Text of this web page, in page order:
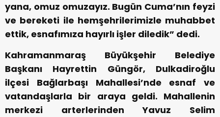
yana, omuz omuzayız. Bugün Cuma’nın feyzi
ve bereketi ile hemşehrilerimizle muhabbet
ettik, esnafımıza hayırlı işler diledik” dedi.
Kahramanmaraş Büyükşehir Belediye
Başkanı Hayrettin Güngör, Dulkadiroğlu
ilçesi Bağlarbaşı Mahallesi’nde esnaf ve
vatandaşlarla bir araya geldi. Mahallenin
merkezi arterlerinden Yavuz Selim